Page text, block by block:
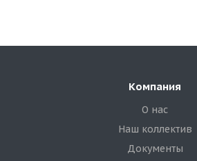
Компания
О нас
Наш коллектив
Документы